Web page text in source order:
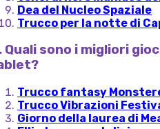
Dea del Nucleo Spaziale
Trucco per la notte di
Quali sono i migliori
Trucco fantasy
Trucco Vibrazioni
Giorno della laurea di